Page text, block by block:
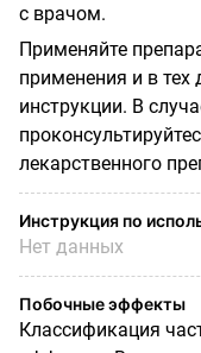
с врачом.
Применяйте
применения и в тех
инструкции. В
лекарственного
Инструкция по
Нет данных
Побочные эффекты
Классификация